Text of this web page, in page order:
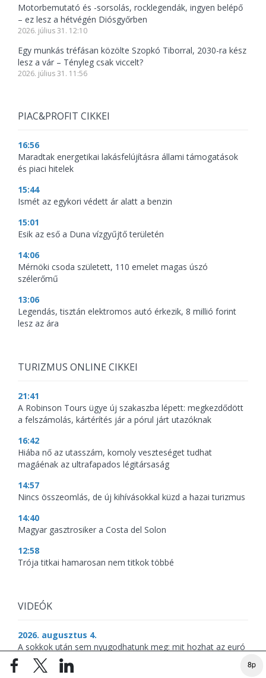
8p
Motorbemutató és -sorsolás, rocklegendák, ingyen belépő
– ez lesz a hétvégén Diósgyőrben
2026. július 31. 12:10
Egy munkás tréfásan közölte Szopkó Tiborral, 2030-ra kész
lesz a vár – Tényleg csak viccelt?
2026. július 31. 11:56
PIAC&PROFIT CIKKEI
16:56
Maradtak energetikai lakásfelújításra állami támogatások
és piaci hitelek
15:44
Ismét az egykori védett ár alatt a benzin
15:01
Esik az eső a Duna vízgyűjtő területén
14:06
Mérnöki csoda született, 110 emelet magas úszó
szélerőmű
13:06
Legendás, tisztán elektromos autó érkezik, 8 millió forint
lesz az ára
TURIZMUS ONLINE CIKKEI
21:41
A Robinson Tours ügye új szakaszba lépett: megkezdődött
a felszámolás, kártérítés jár a pórul járt utazóknak
16:42
Hiába nő az utasszám, komoly veszteséget tudhat
magáénak az ultrafapados légitársaság
14:57
Nincs összeomlás, de új kihívásokkal küzd a hazai turizmus
14:40
Magyar gasztrosiker a Costa del Solon
12:58
Trója titkai hamarosan nem titkok többé
VIDEÓK
2026. augusztus 4.
A sokkok után sem nyugodhatunk meg: mit hozhat az euró
a magyar befektetőknek?